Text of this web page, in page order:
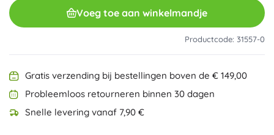
Voeg toe aan winkelmandje
Productcode: 31557-0
Gratis verzending bij bestellingen boven de € 149,00
Probleemloos retourneren binnen 30 dagen
Snelle levering vanaf 7,90 €